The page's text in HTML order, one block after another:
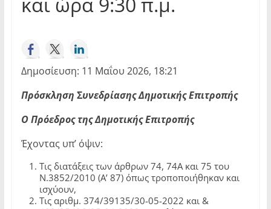
Δημοσίευση: 11 Μαΐου 2026, 18:21
Πρόσκληση Συνεδρίασης Δημοτικής Επιτροπής
Ο Πρόεδρος της Δημοτικής Επιτροπής
Έχοντας υπ’ όψιν:
Τις διατάξεις των άρθρων 74, 74Α και 75 του
Ν.3852/2010 (Α’ 87) όπως τροποποιήθηκαν και
ισχύουν,
Τις αριθμ. 374/39135/30-05-2022 και &